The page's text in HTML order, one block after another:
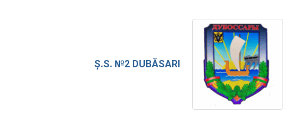
Ș.S. №2 DUBĂSARI